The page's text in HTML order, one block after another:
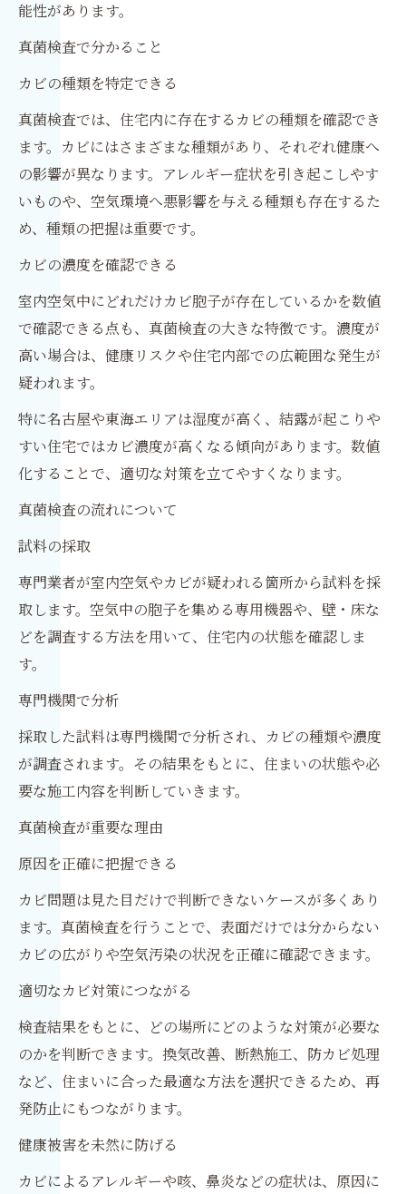
能性があります。
真菌検査で分かること
カビの種類を特定できる
真菌検査では、住宅内に存在するカビの種類を確認でき
ます。カビにはさまざまな種類があり、それぞれ健康へ
の影響が異なります。アレルギー症状を引き起こしやす
いものや、空気環境へ悪影響を与える種類も存在するた
め、種類の把握は重要です。
カビの濃度を確認できる
室内空気中にどれだけカビ胞子が存在しているかを数値
で確認できる点も、真菌検査の大きな特徴です。濃度が
高い場合は、健康リスクや住宅内部での広範囲な発生が
疑われます。
特に名古屋や東海エリアは湿度が高く、結露が起こりや
すい住宅ではカビ濃度が高くなる傾向があります。数値
化することで、適切な対策を立てやすくなります。
真菌検査の流れについて
試料の採取
専門業者が室内空気やカビが疑われる箇所から試料を採
取します。空気中の胞子を集める専用機器や、壁・床な
どを調査する方法を用いて、住宅内の状態を確認しま
す。
専門機関で分析
採取した試料は専門機関で分析され、カビの種類や濃度
が調査されます。その結果をもとに、住まいの状態や必
要な施工内容を判断していきます。
真菌検査が重要な理由
原因を正確に把握できる
カビ問題は見た目だけで判断できないケースが多くあり
ます。真菌検査を行うことで、表面だけでは分からない
カビの広がりや空気汚染の状況を正確に確認できます。
適切なカビ対策につながる
検査結果をもとに、どの場所にどのような対策が必要な
のかを判断できます。換気改善、断熱施工、防カビ処理
など、住まいに合った最適な方法を選択できるため、再
発防止にもつながります。
健康被害を未然に防げる
カビによるアレルギーや咳、鼻炎などの症状は、原因に